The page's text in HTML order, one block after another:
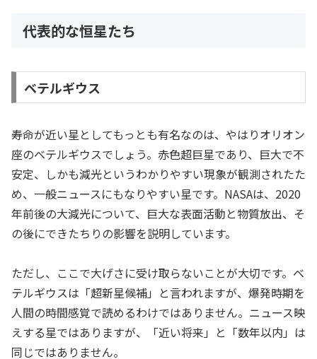
代表的な恒星たち
ベテルギウス
寿命が近い星としてもっとも有名なのは、やはりオリオン
座のベテルギウスでしょう。赤色超巨星であり、巨大で不
安定、しかも減光というわかりやすい現象が観測されたた
め、一般ニュースにもなりやすい星です。NASAは、2020
年前後の大減光について、巨大な表面活動と物質放出、そ
の後にできたちりの影響を説明しています。
ただし、ここで大げさに受け取らないことが大切です。ベ
テルギウスは「超新星候補」と言われますが、爆発時期を
人間の時間感覚で読めるわけではありません。ニュース映
えする星ではありますが、「近い将来」と「数年以内」は
同じではありません。